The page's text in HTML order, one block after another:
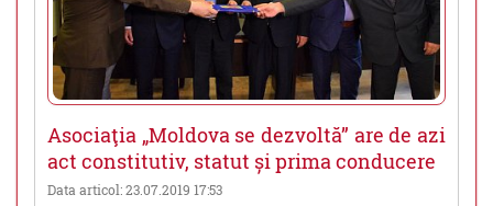
Asociaţia „Moldova se dezvoltă” are de azi
act constitutiv, statut și prima conducere
Data articol: 23.07.2019 17:53